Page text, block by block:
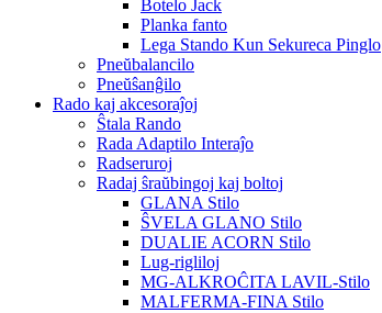
Botelo Jack
Planka fanto
Lega Stando Kun Sekureca Pinglo
Pneŭbalancilo
Pneŭŝanĝilo
Rado kaj akcesoraĵoj
Ŝtala Rando
Rada Adaptilo Interaĵo
Radseruroj
Radaj ŝraŭbingoj kaj boltoj
GLANA Stilo
ŜVELA GLANO Stilo
DUALIE ACORN Stilo
Lug-rigliloj
MG-ALKROĈITA LAVIL-Stilo
MALFERMA-FINA Stilo